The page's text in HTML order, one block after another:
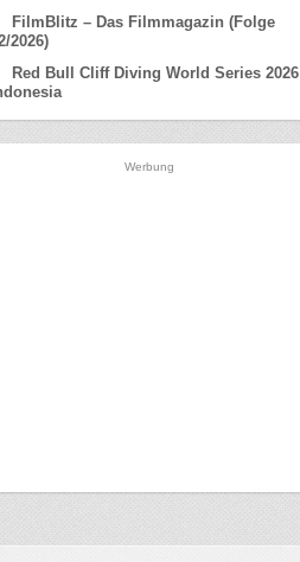
FilmBlitz – Das Filmmagazin (Folge
2026)
Red Bull Cliff Diving World Series 2026
Werbung